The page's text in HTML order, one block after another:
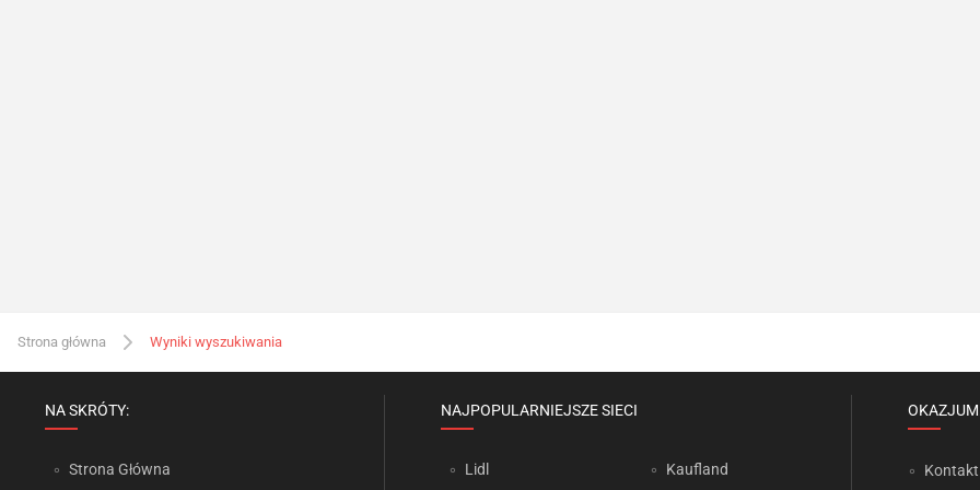
Strona główna Wyniki wyszukiwania
NA SKRÓTY:
Strona Główna
NAJPOPULARNIEJSZE SIECI
Lidl Kaufland Kontakt